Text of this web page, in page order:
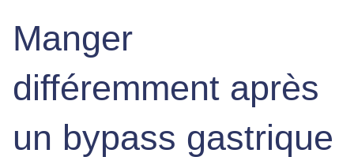
Manger
différemment après
un bypass gastrique